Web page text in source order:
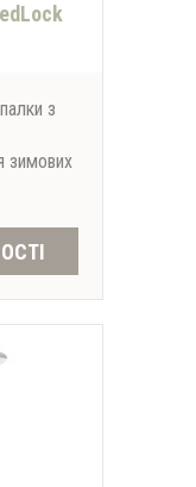
з
зимових